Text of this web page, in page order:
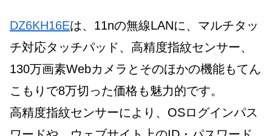
DZ6KH16Eは、11nの無線LANに、マルチタッ
チ対応タッチパッド、高精度指紋センサー、
130万画素Webカメラとそのほかの機能もてん
こもりで8万切った価格も魅力的です。
高精度指紋センサーにより、OSログインパス